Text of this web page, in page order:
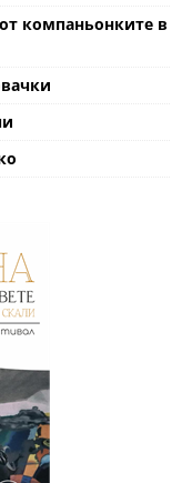
компаньонките в